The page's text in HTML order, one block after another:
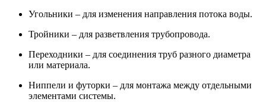
Угольники – для изменения направления потока воды.
Тройники – для разветвления трубопровода.
Переходники – для соединения труб разного диаметра
или материала.
Ниппели и футорки – для монтажа между отдельными
элементами системы.